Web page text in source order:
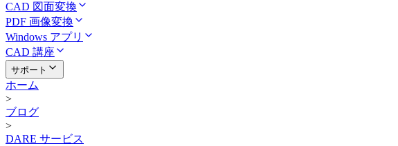
CAD 図面変換
PDF 画像変換
Windows アプリ
CAD 講座
サポート
ホーム
>
ブログ
>
DARE サービス